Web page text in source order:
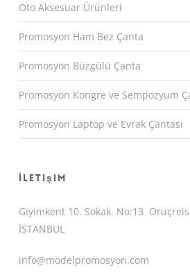
Oto Aksesuar Ürünleri
Promosyon Ham Bez Çanta
Promosyon Büzgülü Çanta
Promosyon Kongre ve Sempozyum
Promosyon Laptop ve Evrak Çantası
İletişim
Giyimkent 10. Sokak. No:13
İSTANBUL
info@modelpromosyon.com